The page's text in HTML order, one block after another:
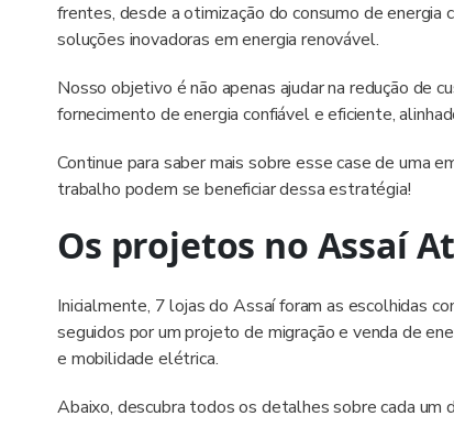
frentes, desde a otimização do consumo de
soluções inovadoras em energia renovável.
Nosso objetivo é não apenas ajudar na redução de
fornecimento de energia confiável e eficiente,
Continue para saber mais sobre esse case de uma
trabalho podem se beneficiar dessa estratégia!
Os projetos no Assaí
Inicialmente, 7 lojas do Assaí foram as escolhidas
seguidos por um projeto de migração e venda de
e mobilidade elétrica.
Abaixo, descubra todos os detalhes sobre cada